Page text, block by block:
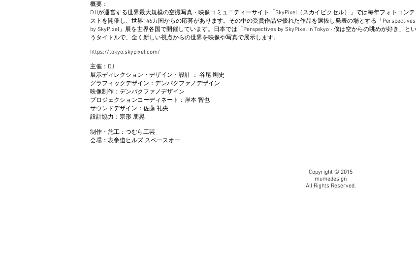
概要：
DJIが運営する世界最大規模の空撮写真・映像コミュニティーサイト「SkyPixel（スカイピクセル）」では毎年フォトコンテ
ストを開催し、世界146カ国からの応募があります。その中の受賞作品や優れた作品を選抜し発表の場とする「Perspectives
by SkyPixel」展を世界各国で開催しています。日本では「Perspectives by SkyPixel in Tokyo - 僕は空からの眺めが好き」とい
うタイトルで、全く新しい視点からの世界を映像や写真で展示します。
https://tokyo.skypixel.com/
主催：DJI
展示ディレクション・デザイン・設計 ： 谷尾 剛史
グラフィックデザイン：デンバクファノデザイン
映像制作：デンバクファノデザイン
プロジェクションコーディネート：岸本 智也
サウンドデザイン：佐藤 礼央
設計協力：宗形 朋晃
制作・施工：つむら工芸
​会場：表参道ヒルズ スペースオー
Copyright © 2015
mumedesign
All Rights Reserved.